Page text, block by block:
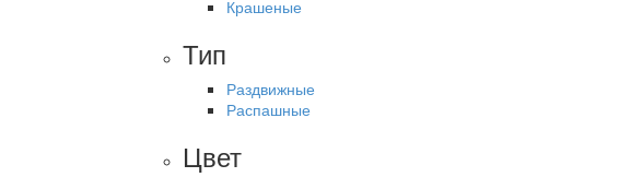
Крашеные
Тип
Раздвижные
Распашные
Цвет